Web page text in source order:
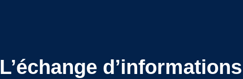
L’échange